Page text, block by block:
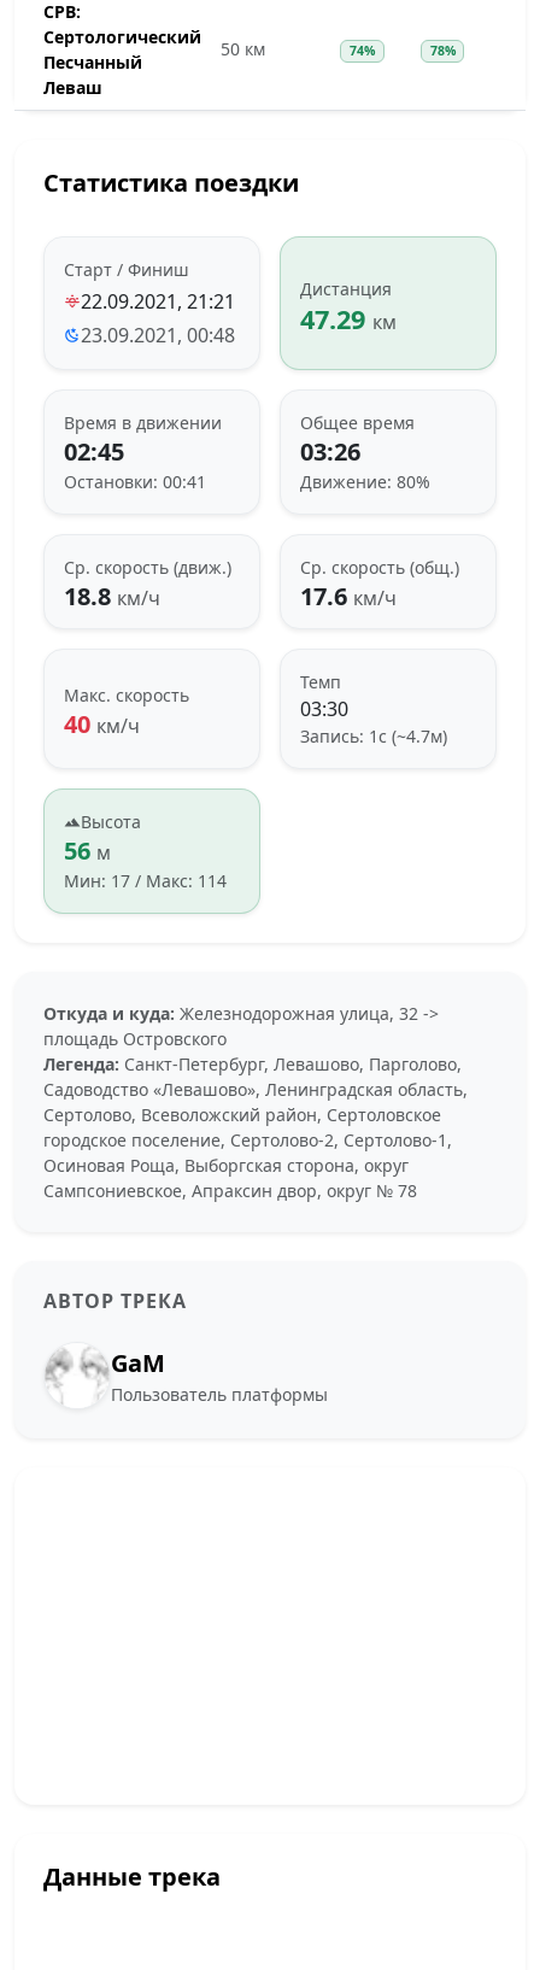
СРВ:
Сертологический
Песчанный
Леваш
50 км 74% 78%
Статистика поездки
Старт / Финиш
22.09.2021, 21:21
23.09.2021, 00:48
Дистанция
47.29 км
Время в движении
02:45
Остановки: 00:41
Общее время
03:26
Движение: 80%
Ср. скорость (движ.)
18.8 км/ч
Ср. скорость (общ.)
17.6 км/ч
Макс. скорость
40 км/ч
Темп
03:30
Запись: 1с (~4.7м)
Высота
56 м
Мин: 17 / Макс: 114
Откуда и куда: Железнодорожная улица, 32 ->
площадь Островского
Легенда: Санкт-Петербург, Левашово, Парголово,
Садоводство «Левашово», Ленинградская область,
Сертолово, Всеволожский район, Сертоловское
городское поселение, Сертолово-2, Сертолово-1,
Осиновая Роща, Выборгская сторона, округ
Сампсониевское, Апраксин двор, округ № 78
АВТОР ТРЕКА
GaM
Пользователь платформы
Данные трека